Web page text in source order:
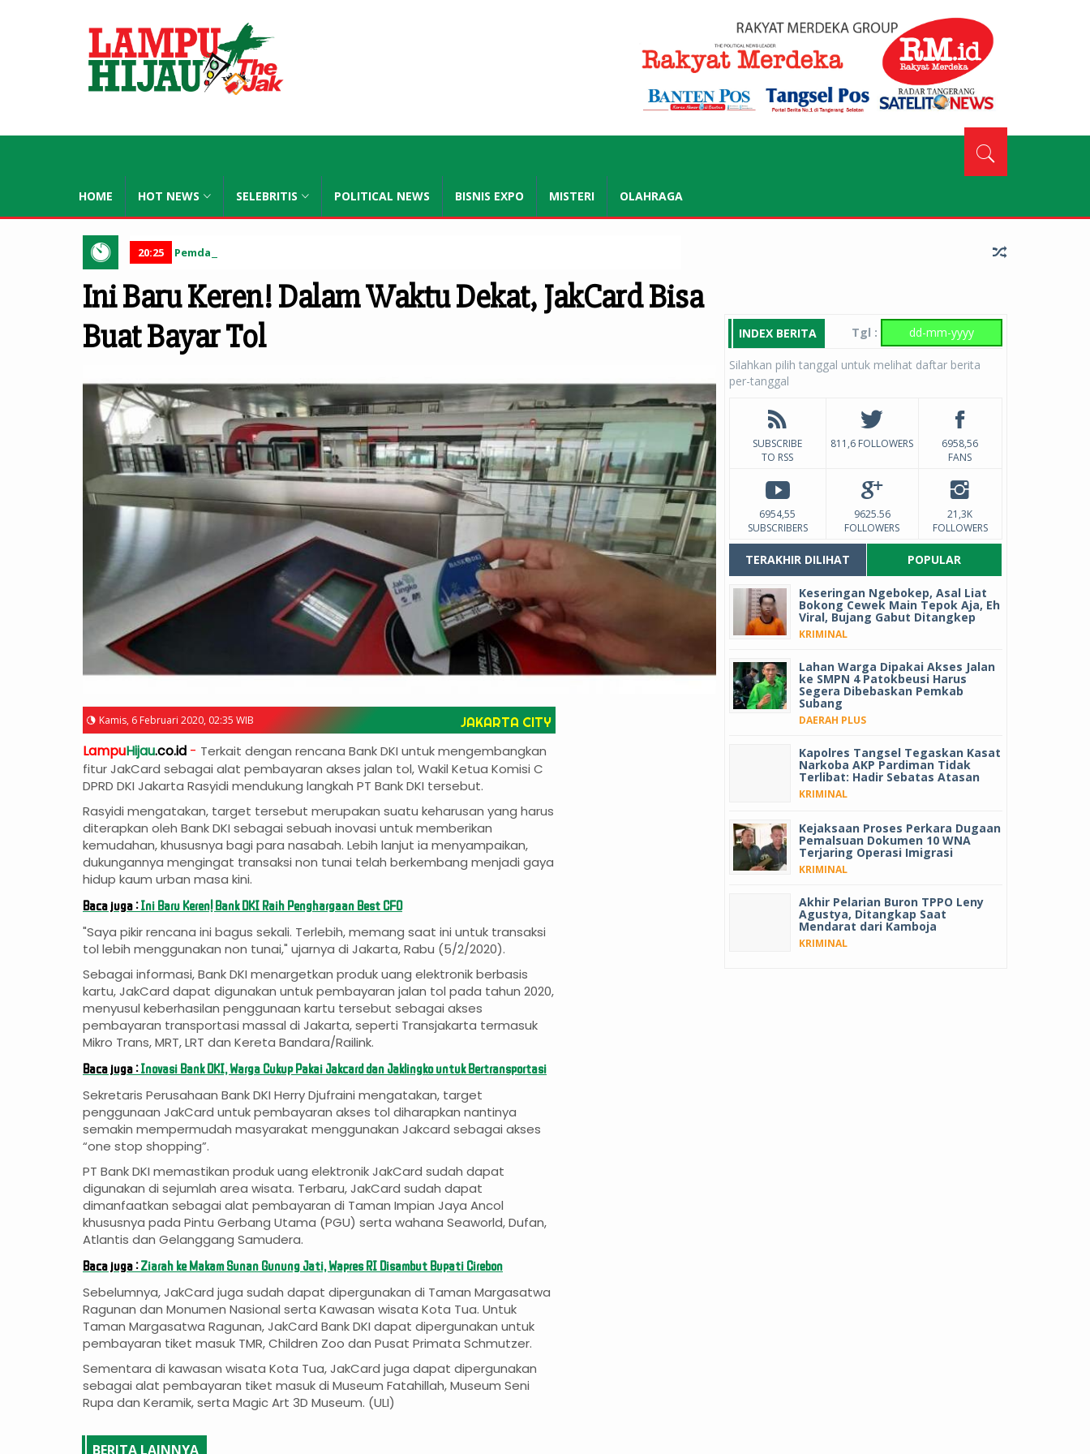
HOME HOT NEWS SELEBRITIS POLITICAL NEWS BISNIS EXPO MISTERI OLAHRAGA
20:25 Pemda Kabupaten Subang Akan Terus Perbaiki Layanan dan Keterbukaan Publik
Ini Baru Keren! Dalam Waktu Dekat, JakCard Bisa
Buat Bayar Tol
Kamis, 6 Februari 2020, 02:35 WIB JAKARTA CITY
LampuHijau.co.id - Terkait dengan rencana Bank DKI untuk mengembangkan
fitur JakCard sebagai alat pembayaran akses jalan tol, Wakil Ketua Komisi C
DPRD DKI Jakarta Rasyidi mendukung langkah PT Bank DKI tersebut.
Rasyidi mengatakan, target tersebut merupakan suatu keharusan yang harus
diterapkan oleh Bank DKI sebagai sebuah inovasi untuk memberikan
kemudahan, khususnya bagi para nasabah. Lebih lanjut ia menyampaikan,
dukungannya mengingat transaksi non tunai telah berkembang menjadi gaya
hidup kaum urban masa kini.
Baca juga :Ini Baru Keren! Bank DKI Raih Penghargaan Best CFO
"Saya pikir rencana ini bagus sekali. Terlebih, memang saat ini untuk transaksi
tol lebih menggunakan non tunai," ujarnya di Jakarta, Rabu (5/2/2020).
Sebagai informasi, Bank DKI menargetkan produk uang elektronik berbasis
kartu, JakCard dapat digunakan untuk pembayaran jalan tol pada tahun 2020,
menyusul keberhasilan penggunaan kartu tersebut sebagai akses
pembayaran transportasi massal di Jakarta, seperti Transjakarta termasuk
Mikro Trans, MRT, LRT dan Kereta Bandara/Railink.
Baca juga :Inovasi Bank DKI, Warga Cukup Pakai Jakcard dan Jaklingko untuk Bertransportasi
Sekretaris Perusahaan Bank DKI Herry Djufraini mengatakan, target
penggunaan JakCard untuk pembayaran akses tol diharapkan nantinya
semakin mempermudah masyarakat menggunakan Jakcard sebagai akses
“one stop shopping”.
PT Bank DKI memastikan produk uang elektronik JakCard sudah dapat
digunakan di sejumlah area wisata. Terbaru, JakCard sudah dapat
dimanfaatkan sebagai alat pembayaran di Taman Impian Jaya Ancol
khususnya pada Pintu Gerbang Utama (PGU) serta wahana Seaworld, Dufan,
Atlantis dan Gelanggang Samudera.
Baca juga :Ziarah ke Makam Sunan Gunung Jati, Wapres RI Disambut Bupati Cirebon
Sebelumnya, JakCard juga sudah dapat dipergunakan di Taman Margasatwa
Ragunan dan Monumen Nasional serta Kawasan wisata Kota Tua. Untuk
Taman Margasatwa Ragunan, JakCard Bank DKI dapat dipergunakan untuk
pembayaran tiket masuk TMR, Children Zoo dan Pusat Primata Schmutzer.
Sementara di kawasan wisata Kota Tua, JakCard juga dapat dipergunakan
sebagai alat pembayaran tiket masuk di Museum Fatahillah, Museum Seni
Rupa dan Keramik, serta Magic Art 3D Museum. (ULI)
BERITA LAINNYA
INDEX BERITA Tgl :
Silahkan pilih tanggal untuk melihat daftar berita
per-tanggal
SUBSCRIBE
TO RSS
811,6 FOLLOWERS
6958,56
FANS
6954,55
SUBSCRIBERS
9625.56
FOLLOWERS
21,3K
FOLLOWERS
TERAKHIR DILIHAT POPULAR
Keseringan Ngebokep, Asal Liat
Bokong Cewek Main Tepok Aja, Eh
Viral, Bujang Gabut Ditangkep
KRIMINAL
Lahan Warga Dipakai Akses Jalan
ke SMPN 4 Patokbeusi Harus
Segera Dibebaskan Pemkab
Subang
DAERAH PLUS
Kapolres Tangsel Tegaskan Kasat
Narkoba AKP Pardiman Tidak
Terlibat: Hadir Sebatas Atasan
KRIMINAL
Kejaksaan Proses Perkara Dugaan
Pemalsuan Dokumen 10 WNA
Terjaring Operasi Imigrasi
KRIMINAL
Akhir Pelarian Buron TPPO Leny
Agustya, Ditangkap Saat
Mendarat dari Kamboja
KRIMINAL